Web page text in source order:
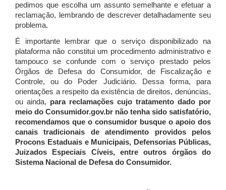
pedimos que escolha um assunto semelhante e efetuar a
reclamação, lembrando de descrever detalhadamente seu
problema.
É importante lembrar que o serviço disponibilizado na
plataforma não constitui um procedimento administrativo e
tampouco se confunde com o serviço prestado pelos
Órgãos de Defesa do Consumidor, de Fiscalização e
Controle, ou do Poder Judiciário. Dessa forma, para
orientações a respeito da existência de direitos, denúncias,
ou ainda, para reclamações cujo tratamento dado por
meio do Consumidor.gov.br não tenha sido satisfatório,
recomendamos que o consumidor busque o apoio dos
canais tradicionais de atendimento providos pelos
Procons Estaduais e Municipais, Defensorias Públicas,
Juizados Especiais Cíveis, entre outros órgãos do
Sistema Nacional de Defesa do Consumidor.